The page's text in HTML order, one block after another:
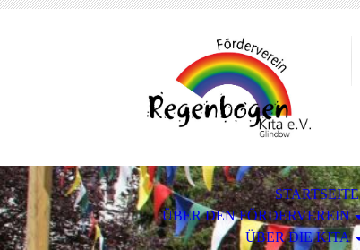
STARTSEITE
ÜBER DEN FÖRDERVEREIN
ÜBER DIE KITA